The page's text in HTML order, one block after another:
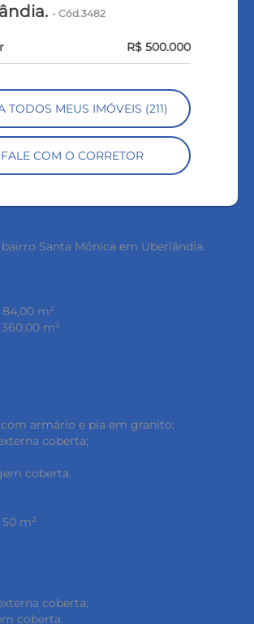
- Cód.3482
R$ 500.000
TODOS MEUS IMÓVEIS (211)
FALE COM O CORRETOR
bairro Santa Mônica em Uberlândia.
m²
m²
armário e pia em granito;
coberta;
coberta.
m²
coberta;
coberta.